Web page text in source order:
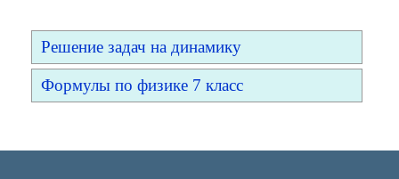
Решение задач на динамику
Формулы по физике 7 класс